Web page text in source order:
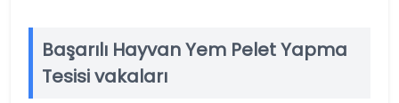
Başarılı Hayvan Yem Pelet Yapma
Tesisi vakaları